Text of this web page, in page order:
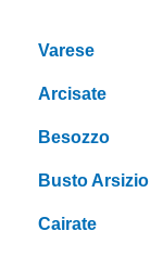
Varese
Arcisate
Besozzo
Busto Arsizio
Cairate